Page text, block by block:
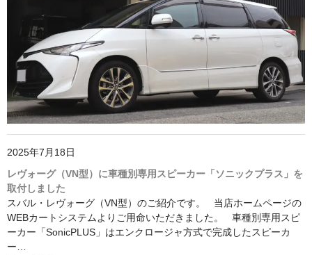
2025年7月18日
レヴォーグ（VN型）に車種別専用スピーカー「ソニックプラス」を
取付しました
スバル・レヴォーグ（VN型）のご紹介です。 当店ホームページの
WEBカートシステムよりご用命いただきました。 車種別専用スピ
ーカー「SonicPLUS」はエンクロージャ方式で完成したスピーカ
ー…